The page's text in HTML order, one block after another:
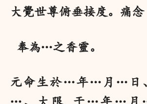
大覺世尊俯垂接度。痛念
奉為…之香靈。
元命生於…年…月…日